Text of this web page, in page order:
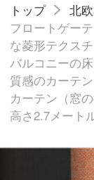
トップ
北
フロートゲー
な菱形テクス
バルコニーの
質感のカーテ
カーテン（窓
高さ2.7メート